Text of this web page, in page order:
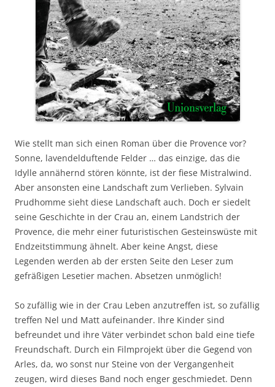
Wie stellt man sich einen Roman über die Provence vor?
Sonne, lavendelduftende Felder … das einzige, das die
Idylle annähernd stören könnte, ist der fiese Mistralwind.
Aber ansonsten eine Landschaft zum Verlieben. Sylvain
Prudhomme sieht diese Landschaft auch. Doch er siedelt
seine Geschichte in der Crau an, einem Landstrich der
Provence, die mehr einer futuristischen Gesteinswüste mit
Endzeitstimmung ähnelt. Aber keine Angst, diese
Legenden werden ab der ersten Seite den Leser zum
gefräßigen Lesetier machen. Absetzen unmöglich!
So zufällig wie in der Crau Leben anzutreffen ist, so zufällig
treffen Nel und Matt aufeinander. Ihre Kinder sind
befreundet und ihre Väter verbindet schon bald eine tiefe
Freundschaft. Durch ein Filmprojekt über die Gegend von
Arles, da, wo sonst nur Steine von der Vergangenheit
zeugen, wird dieses Band noch enger geschmiedet. Denn